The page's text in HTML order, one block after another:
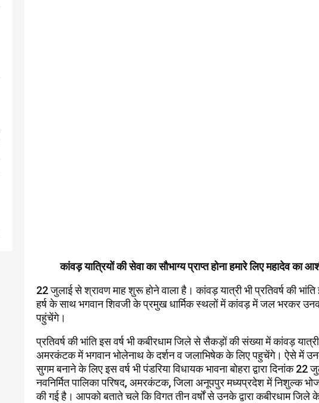
कांवड़ यात्रियों की सेवा का सौभाग्य प्राप्त होना हमारे लिए महादेव का
22 जुलाई से श्रावण माह शुरू होने वाला है। कांवड़ यात्री भी प्रतिवर्ष की
हर्ष के साथ भगवान शिवजी के प्रमुख धार्मिक स्थलों में कांवड़ में जल भरकर
पहुंचेंगे।
प्रतिवर्ष की भांति इस वर्ष भी कबीरधाम जिले से सैकड़ों की संख्या में कांवड़
अमरकंटक में भगवान भोलेनाथ के दर्शन व जलाभिषेक के लिए पहुचेंगे। ऐसे में
सुगम बनाने के लिए इस वर्ष भी पंडरिया विधायक भावना बोहरा द्वारा दिनांक
नवनिर्मित पालिका परिषद, अमरकंटक, जिला अनूपपुर मध्यप्रदेश में निशुल्क
की गई है। आपको बताते चले कि विगत तीन वर्षों से उनके द्वारा कबीरधाम जिले